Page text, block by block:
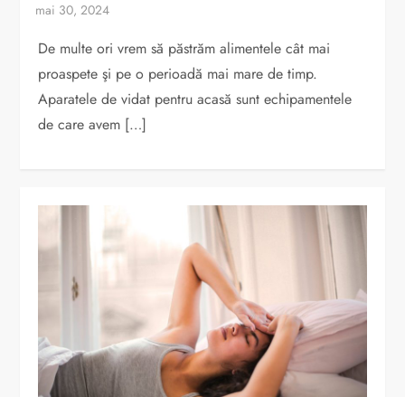
De multe ori vrem să păstrăm alimentele cât mai
proaspete şi pe o perioadă mai mare de timp.
Aparatele de vidat pentru acasă sunt echipamentele
de care avem […]